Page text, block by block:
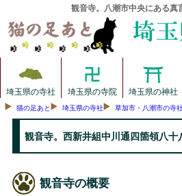
観音寺。八潮市中央にある真
埼玉県の寺社 埼玉県の寺院 埼玉県の神社
猫の足あと 埼玉県の寺社 草加市・八潮市の寺
観音寺。西新井組中川通四箇領八十
観音寺の概要